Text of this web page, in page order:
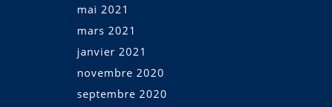
mai 2021
mars 2021
janvier 2021
novembre 2020
septembre 2020